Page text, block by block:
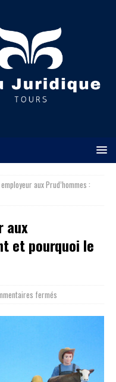
aux Prud’hommes :
aux
et pourquoi le
fermés